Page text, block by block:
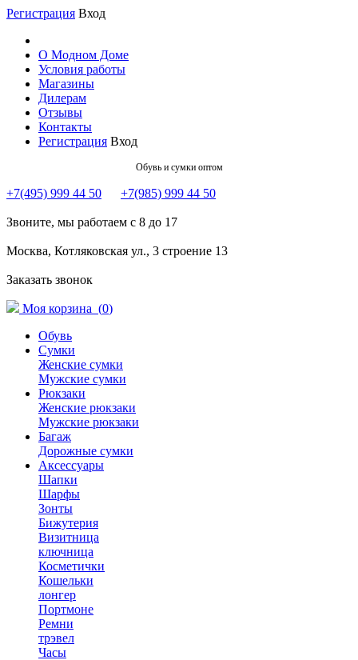
Регистрация Вход
О Модном Доме
Условия работы
Магазины
Дилерам
Отзывы
Контакты
Регистрация Вход
Обувь и сумки оптом
+7(495) 999 44 50 +7(985) 999 44 50
Звоните, мы работаем с 8 до 17
Москва, Котляковская ул., 3 строение 13
Заказать звонок
Моя корзина (0)
Обувь
Сумки
Женские сумки
Мужские сумки
Рюкзаки
Женские рюкзаки
Мужские рюкзаки
Багаж
Дорожные сумки
Аксессуары
Шапки
Шарфы
Зонты
Бижутерия
Визитница
ключница
Косметички
Кошельки
лонгер
Портмоне
Ремни
трэвел
Часы